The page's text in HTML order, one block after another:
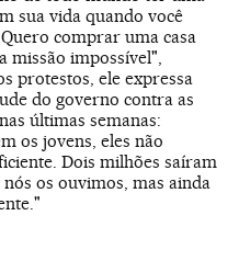
sua vida quando você
comprar uma casa
missão impossível",
protestos, ele expressa
do governo contra as
últimas semanas:
os jovens, eles não
Dois milhões saíram
os ouvimos, mas ainda